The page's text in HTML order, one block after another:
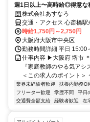
週1日以上〜高時給◎得意な
株式会社あすなろ
交通・アクセス 心斎橋駅
時給1,750円～2,750円
大阪府大阪市中央区
勤務時間詳細 平日
仕事内容 ▶大阪府 堺市 ＊
『家庭教師のやる気ア
＜この求人のポイント＞
業界未経験者歓迎 扶養内勤務
フリーター歓迎
学歴不問 平日
交通費全額支給
経験者歓迎 在